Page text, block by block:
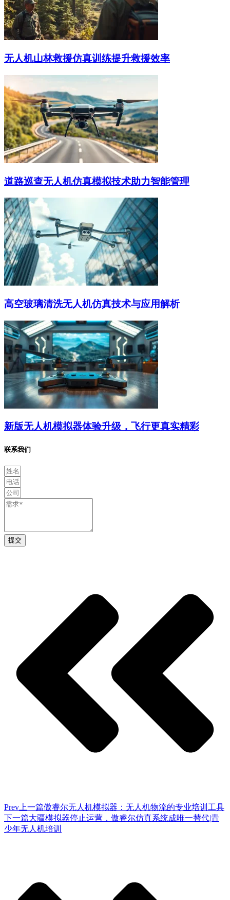
无人机山林救援仿真训练提升救援效率
道路巡查无人机仿真模拟技术助力智能管理
高空玻璃清洗无人机仿真技术与应用解析
新版无人机模拟器体验升级，飞行更真实精彩
联系我们
提交
Prev上一篇傲睿尔无人机模拟器：无人机物流的专业培训工具
下一篇大疆模拟器停止运营，傲睿尔仿真系统成唯一替代|青
少年无人机培训